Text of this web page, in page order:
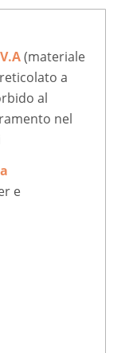
(materiale
a
al
nel
e